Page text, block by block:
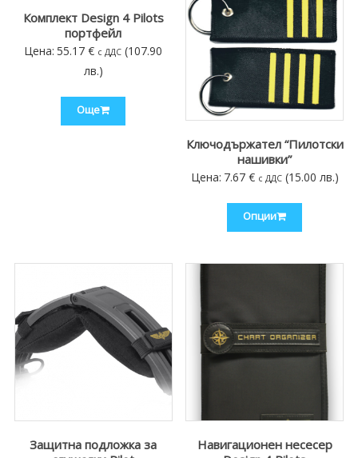
Комплект Design 4 Pilots
портфейл
Цена: 55.17€ с ДДС (107.90
лв.)
Още
Ключодържател “Пилотски
нашивки”
Цена: 7.67 € с ДДС (15.00 лв.)
Опции
Защитна подложка за
Навигационен несесер